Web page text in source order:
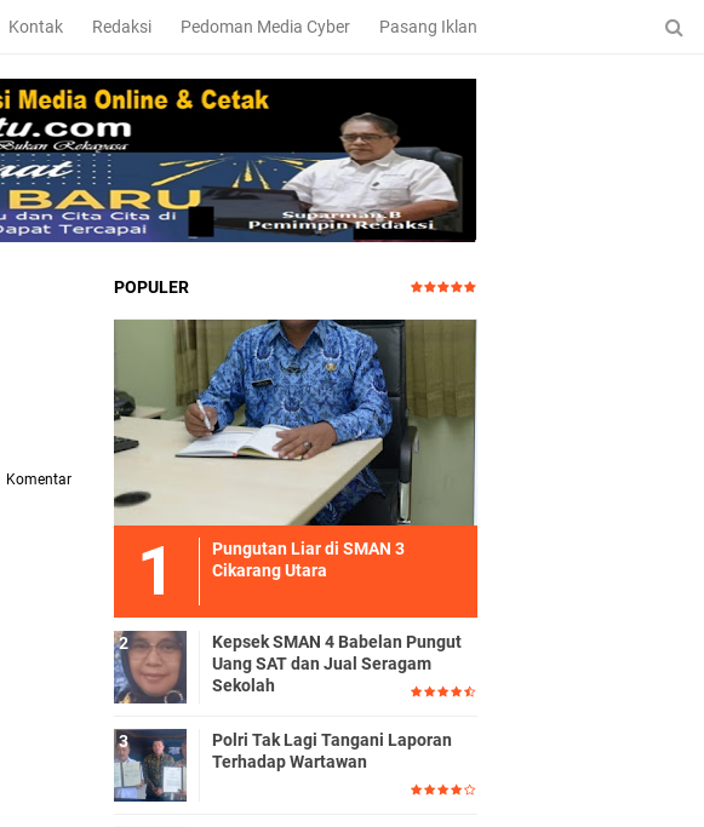
Kontak Redaksi Pedoman Media Cyber Pasang Iklan
Komentar
POPULER
Pungutan Liar di SMAN 3
Cikarang Utara
Kepsek SMAN 4 Babelan Pungut
Uang SAT dan Jual Seragam
Sekolah
Polri Tak Lagi Tangani Laporan
Terhadap Wartawan